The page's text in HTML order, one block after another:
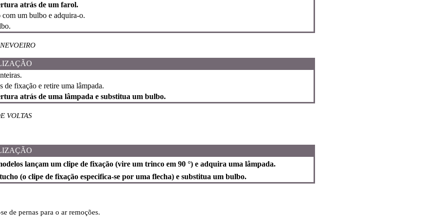
atrás de um farol.
com um bulbo e adquira-o.
de fixação e retire uma lâmpada.
atrás de uma lâmpada e substitua um bulbo.
VOLTAS
lançam um clipe de fixação (vire um trinco em 90 °) e adquira uma lâmpada.
(o clipe de fixação especifica-se por uma flecha) e substitua um bulbo.
de pernas para o ar remoções.